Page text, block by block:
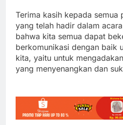
Terima kasih kepada semua
yang telah hadir dalam
bahwa kita semua dapat
berkomunikasi dengan baik
kita, yaitu untuk
yang menyenangkan dan